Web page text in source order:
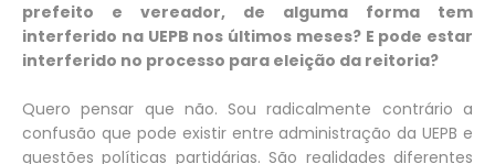
prefeito e vereador, de alguma forma tem
interferido na UEPB nos últimos meses? E pode estar
interferido no processo para eleição da reitoria?
Quero pensar que não. Sou radicalmente contrário a
confusão que pode existir entre administração da UEPB e
questões políticas partidárias. São realidades diferentes